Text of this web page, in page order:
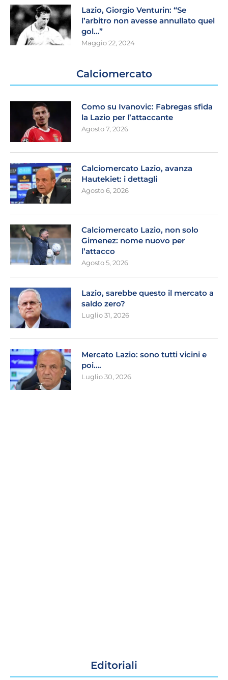
Lazio, Giorgio Venturin: “Se
l’arbitro non avesse annullato quel
gol…”
Maggio 22, 2024
Calciomercato
Como su Ivanovic: Fabregas sfida
la Lazio per l’attaccante
Agosto 7, 2026
Calciomercato Lazio, avanza
Hautekiet: i dettagli
Agosto 6, 2026
Calciomercato Lazio, non solo
Gimenez: nome nuovo per
l’attacco
Agosto 5, 2026
Lazio, sarebbe questo il mercato a
saldo zero?
Luglio 31, 2026
Mercato Lazio: sono tutti vicini e
poi….
Luglio 30, 2026
Editoriali